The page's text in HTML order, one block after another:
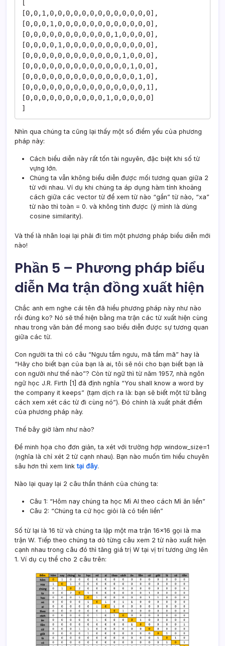
[0,0,1,0,0,0,0,0,0,0,0,0,0,0,0,0],
[0,0,0,1,0,0,0,0,0,0,0,0,0,0,0,0],
[0,0,0,0,0,0,0,0,0,0,0,1,0,0,0,0],
[0,0,0,0,1,0,0,0,0,0,0,0,0,0,0,0],
[0,0,0,0,0,0,0,0,0,0,0,0,1,0,0,0],
[0,0,0,0,0,0,0,0,0,0,0,0,0,1,0,0],
[0,0,0,0,0,0,0,0,0,0,0,0,0,0,1,0],
[0,0,0,0,0,0,0,0,0,0,0,0,0,0,0,1],
[0,0,0,0,0,0,0,0,0,0,1,0,0,0,0,0]
]
Nhìn qua chúng ta cũng lại thấy một số điểm yếu của phương
pháp này:
Cách biểu diễn này rất tốn tài nguyên, đặc biệt khi số từ
vựng lớn.
Chúng ta vẫn không biểu diễn được mối tương quan giữa 2
từ với nhau. Ví dụ khi chúng ta áp dụng hàm tính khoảng
cách giữa các vector từ để xem từ nào “gần” từ nào, “xa”
từ nào thì toàn = 0. và không tính được (ý mình là dùng
cosine similarity).
Và thế là nhân loại lại phải đi tìm một phương pháp biểu diễn mới
nào!
Phần 5 – Phương pháp biểu
diễn Ma trận đồng xuất hiện
Chắc anh em nghe cái tên đã hiểu phương pháp này như nào
rồi đúng ko? Nó sẽ thể hiện bằng ma trận các từ xuất hiện cùng
nhau trong văn bản để mong sao biểu diễn được sự tương quan
giữa các từ.
Con người ta thì có câu “Ngưu tầm ngưu, mã tầm mã” hay là
“Hãy cho biết bạn của bạn là ai, tôi sẽ nói cho bạn biết bạn là
con người như thế nào”? Còn từ ngữ thì từ năm 1957, nhà ngôn
ngữ học J.R. Firth [1] đã định nghĩa “You shall know a word by
the company it keeps” (tạm dịch ra là: bạn sẽ biết một từ bằng
cách xem xét các từ đi cùng nó”). Đó chính là xuất phát điểm
của phương pháp này.
Thế bây giờ làm như nào?
Để minh họa cho đơn giản, ta xét với trường hợp window_size=1
(nghĩa là chỉ xét 2 từ cạnh nhau). Bạn nào muốn tìm hiểu chuyên
sâu hơn thì xem linktại đây.
Nào lại quay lại 2 câu thần thánh của chúng ta:
Câu 1: “Hôm nay chúng ta học Mì AI theo cách Mì ăn liền”
Câu 2: “Chúng ta cứ học giỏi là có tiền liền”
Số từ lại là 16 từ và chúng ta lập một ma trận 16×16 gọi là ma
trận W. Tiếp theo chúng ta dò từng câu xem 2 từ nào xuất hiện
cạnh nhau trong câu đó thì tăng giá trị W tại vị trí tương ứng lên
1. Ví dụ cụ thể cho 2 câu trên: